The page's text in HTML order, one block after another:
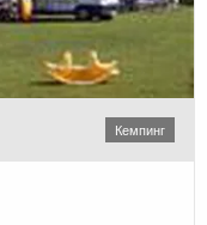
Кемпинг